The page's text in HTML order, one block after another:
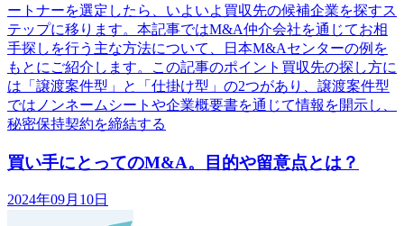
ートナーを選定したら、いよいよ買収先の候補企業を探すス
テップに移ります。本記事ではM&A仲介会社を通じてお相
手探しを行う主な方法について、日本M&Aセンターの例を
もとにご紹介します。この記事のポイント買収先の探し方に
は「譲渡案件型」と「仕掛け型」の2つがあり、譲渡案件型
ではノンネームシートや企業概要書を通じて情報を開示し、
秘密保持契約を締結する
買い手にとってのM&A。目的や留意点とは？
2024年09月10日